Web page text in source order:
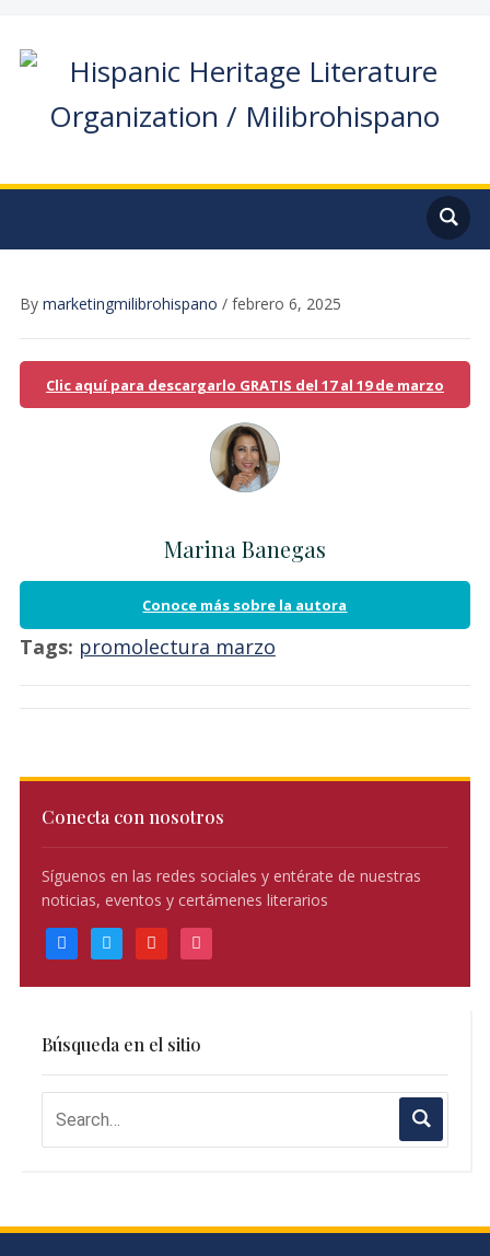
Conecta con nosotros
Síguenos en las redes sociales y entérate de nuestras
noticias, eventos y certámenes literarios
facebooktwitter youtube instagram
Búsqueda en el sitio
By marketingmilibrohispano / febrero 6, 2025
Clic aquí para descargarlo GRATIS del 17 al 19 de marzo
Marina Banegas
Conoce más sobre la autora
Tags: promolectura marzo